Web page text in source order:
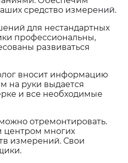
средство измерений.
для нестандартных
профессиональны,
развиваться
вносит информацию
на руки выдается
и все необходимые
отремонтировать.
центром многих
измерений. Свои